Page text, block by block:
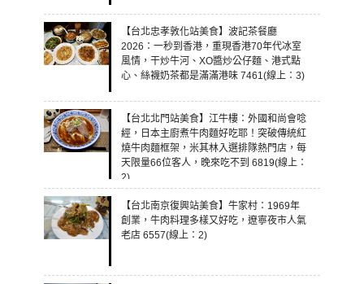
【台北忠孝敦化站美食】波記茶餐廳
2026：一秒到香港，重現香港70年代冰室
風情，干炒牛河、XO醬炒公仔麵、港式點
心、絲襪奶茶都是滿滿港味 7461(線上：3)
【台北北門站美食】江牛樓：外國和尚會唸
經，日本主廚煮牛肉麵好吃耶！突破傳統紅
燒牛肉麵框架，米其林入選排隊熱門店，每
天限量66位客人，晚來吃不到 6819(線上：
2)
【台北南京復興站美食】牛家村：1969年
創業，牛肉料理多樣又好吃，遼寧夜市人氣
老店 6557(線上：2)